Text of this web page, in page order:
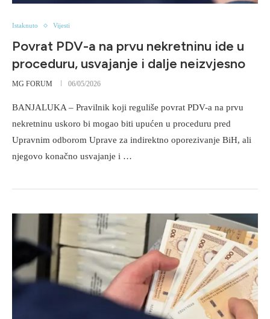
Istaknuto Vijesti
Povrat PDV-a na prvu nekretninu ide u
proceduru, usvajanje i dalje neizvjesno
MG FORUM 06/05/2026
BANJALUKA – Pravilnik koji reguliše povrat PDV-a na prvu
nekretninu uskoro bi mogao biti upućen u proceduru pred
Upravnim odborom Uprave za indirektno oporezivanje BiH, ali
njegovo konačno usvajanje i …